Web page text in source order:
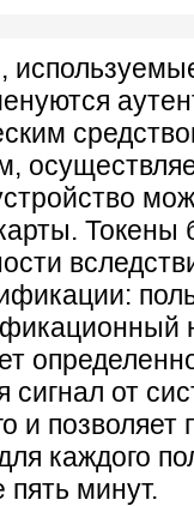
Токены
сигнал от
и
каждого
минут.